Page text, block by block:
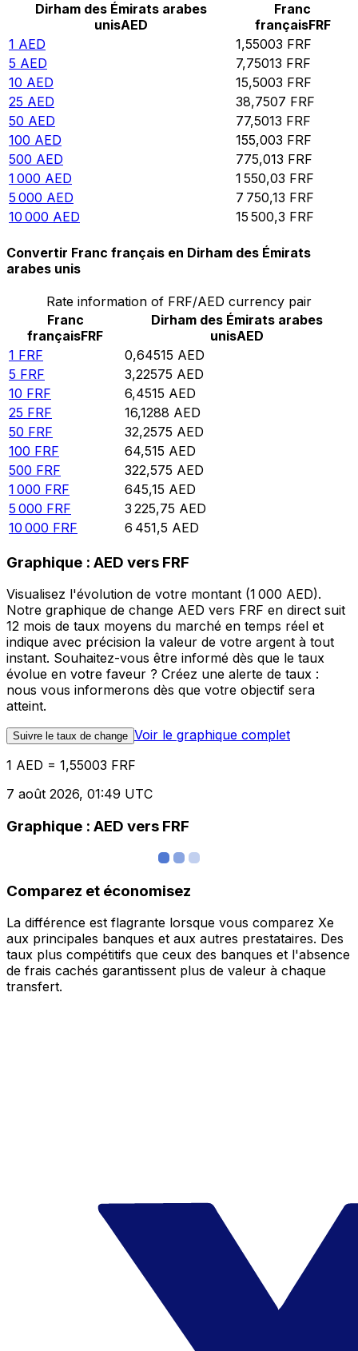
Dirham des Émirats arabes
unisAED
Franc
françaisFRF
1 AED 1,55003 FRF
5 AED 7,75013 FRF
10 AED 15,5003 FRF
25 AED 38,7507 FRF
50 AED 77,5013 FRF
100 AED 155,003 FRF
500 AED 775,013 FRF
1 000 AED 1 550,03 FRF
5 000 AED 7 750,13 FRF
10 000 AED 15 500,3 FRF
Convertir Franc français en Dirham des Émirats
arabes unis
Rate information of FRF/AED currency pair
Franc
françaisFRF
Dirham des Émirats arabes
unisAED
1 FRF 0,64515 AED
5 FRF 3,22575 AED
10 FRF 6,4515 AED
25 FRF 16,1288 AED
50 FRF 32,2575 AED
100 FRF 64,515 AED
500 FRF 322,575 AED
1 000 FRF 645,15 AED
5 000 FRF 3 225,75 AED
10 000 FRF 6 451,5 AED
Graphique : AED vers FRF
Visualisez l'évolution de votre montant (1 000 AED).
Notre graphique de change AED vers FRF en direct suit
12 mois de taux moyens du marché en temps réel et
indique avec précision la valeur de votre argent à tout
instant. Souhaitez-vous être informé dès que le taux
évolue en votre faveur ? Créez une alerte de taux :
nous vous informerons dès que votre objectif sera
atteint.
Suivre le taux de change Voir le graphique complet
1 AED = 1,55003 FRF
7 août 2026, 01:49 UTC
Graphique : AED vers FRF
Comparez et économisez
La différence est flagrante lorsque vous comparez Xe
aux principales banques et aux autres prestataires. Des
taux plus compétitifs que ceux des banques et l'absence
de frais cachés garantissent plus de valeur à chaque
transfert.